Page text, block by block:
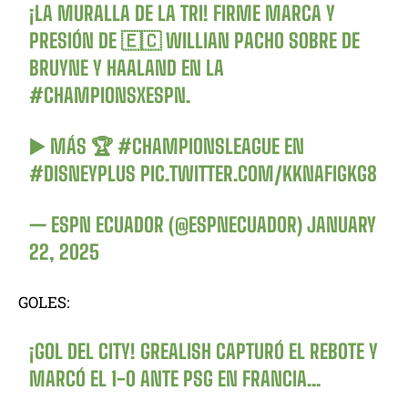
¡LA MURALLA DE LA TRI! FIRME MARCA Y
PRESIÓN DE 🇪🇨 WILLIAN PACHO SOBRE DE
BRUYNE Y HAALAND EN LA
#CHAMPIONSXESPN.
▶️ MÁS 🏆#CHAMPIONSLEAGUE EN
#DISNEYPLUS PIC.TWITTER.COM/KKNAFIGKG8
— ESPN ECUADOR (@ESPNECUADOR)JANUARY
22, 2025
GOLES:
¡GOL DEL CITY! GREALISH CAPTURÓ EL REBOTE Y
MARCÓ EL 1-0 ANTE PSG EN FRANCIA…